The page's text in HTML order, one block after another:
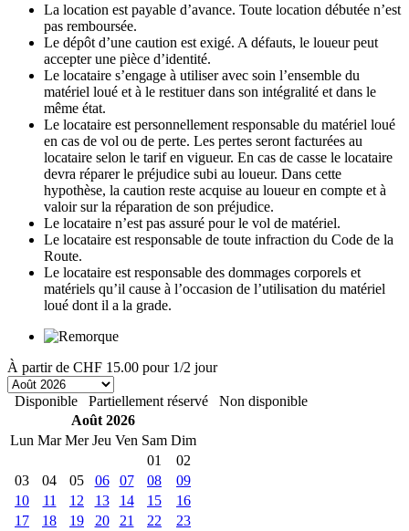
La location est payable d’avance. Toute location débutée n’est
pas remboursée.
Le dépôt d’une caution est exigé. A défauts, le loueur peut
accepter une pièce d’identité.
Le locataire s’engage à utiliser avec soin l’ensemble du
matériel loué et à le restituer dans son intégralité et dans le
même état.
Le locataire est personnellement responsable du matériel loué
en cas de vol ou de perte. Les pertes seront facturées au
locataire selon le tarif en vigueur. En cas de casse le locataire
devra réparer le préjudice subi au loueur. Dans cette
hypothèse, la caution reste acquise au loueur en compte et à
valoir sur la réparation de son préjudice.
Le locataire n’est pas assuré pour le vol de matériel.
Le locataire est responsable de toute infraction du Code de la
Route.
Le locataire est responsable des dommages corporels et
matériels qu’il cause à l’occasion de l’utilisation du matériel
loué dont il a la grade.
À partir de CHF 15.00 pour 1/2 jour
Disponible Partiellement réservé
Non disponible
Août 2026
Lun Mar Mer Jeu Ven Sam Dim
01
02
03
04 05 06 07 08
09
10
11 12 13 14 15
16
17
18 19 20 21 22
23